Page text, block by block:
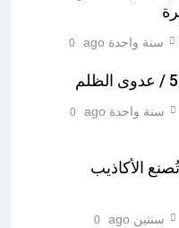
سنة واحدة ago 0
سنة واحدة ago 0
الأكاذيب
سنتين ago 0